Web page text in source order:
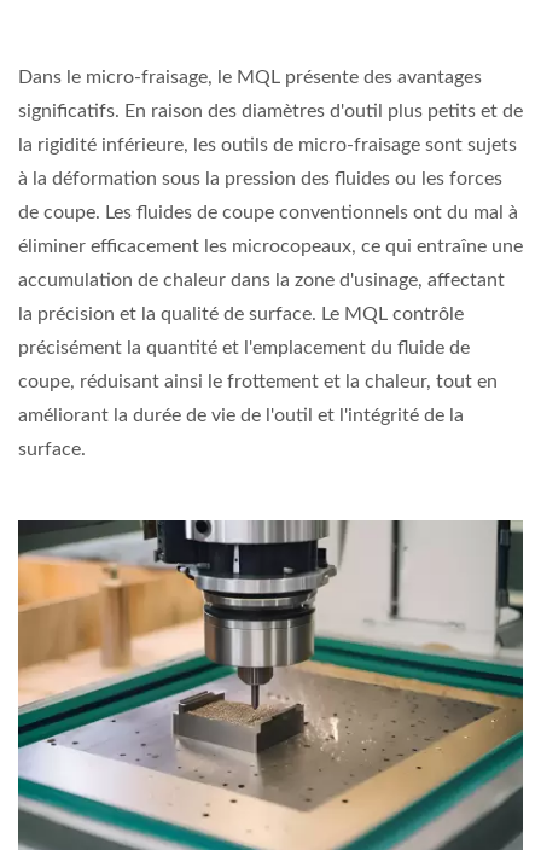
Dans le micro-fraisage, le MQL présente des avantages
significatifs. En raison des diamètres d'outil plus petits et de
la rigidité inférieure, les outils de micro-fraisage sont sujets
à la déformation sous la pression des fluides ou les forces
de coupe. Les fluides de coupe conventionnels ont du mal à
éliminer efficacement les microcopeaux, ce qui entraîne une
accumulation de chaleur dans la zone d'usinage, affectant
la précision et la qualité de surface. Le MQL contrôle
précisément la quantité et l'emplacement du fluide de
coupe, réduisant ainsi le frottement et la chaleur, tout en
améliorant la durée de vie de l'outil et l'intégrité de la
surface.